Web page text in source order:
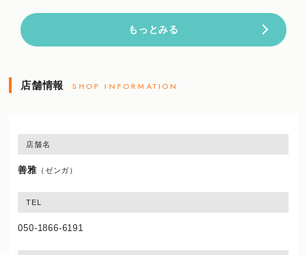
もっとみる
店舗情報 SHOP INFORMATION
店舗名
善雅 （ゼンガ）
TEL
050-1866-6191